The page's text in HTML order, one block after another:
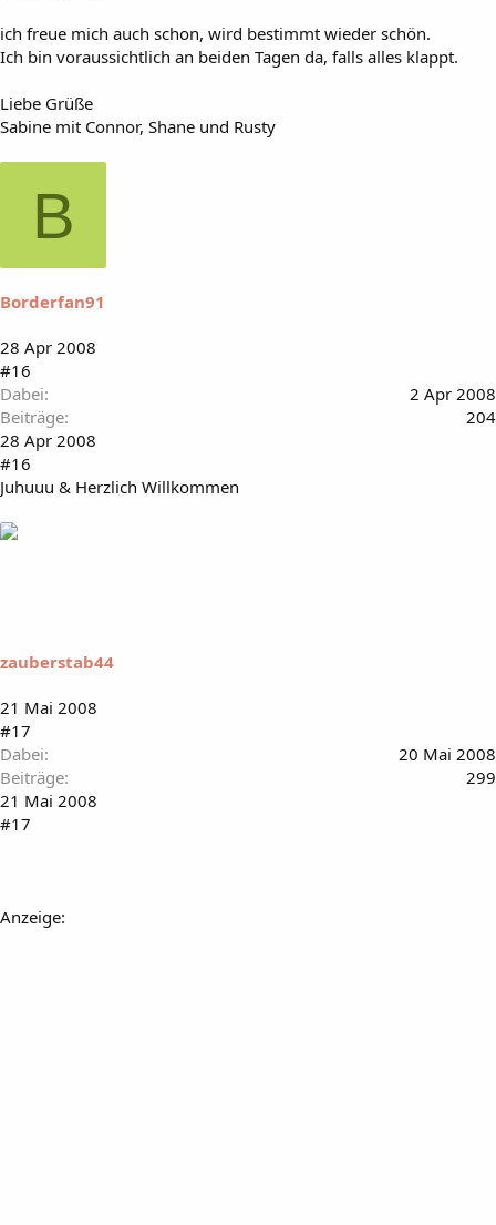
ich freue mich auch schon, wird bestimmt wieder schön.
Ich bin voraussichtlich an beiden Tagen da, falls alles klappt.
Liebe Grüße
Sabine mit Connor, Shane und Rusty
B
Borderfan91
28 Apr 2008
#16
Dabei
2 Apr 2008
Beiträge
204
28 Apr 2008
#16
Juhuuu & Herzlich Willkommen
zauberstab44
21 Mai 2008
#17
Dabei
20 Mai 2008
Beiträge
299
21 Mai 2008
#17
Anzeige: